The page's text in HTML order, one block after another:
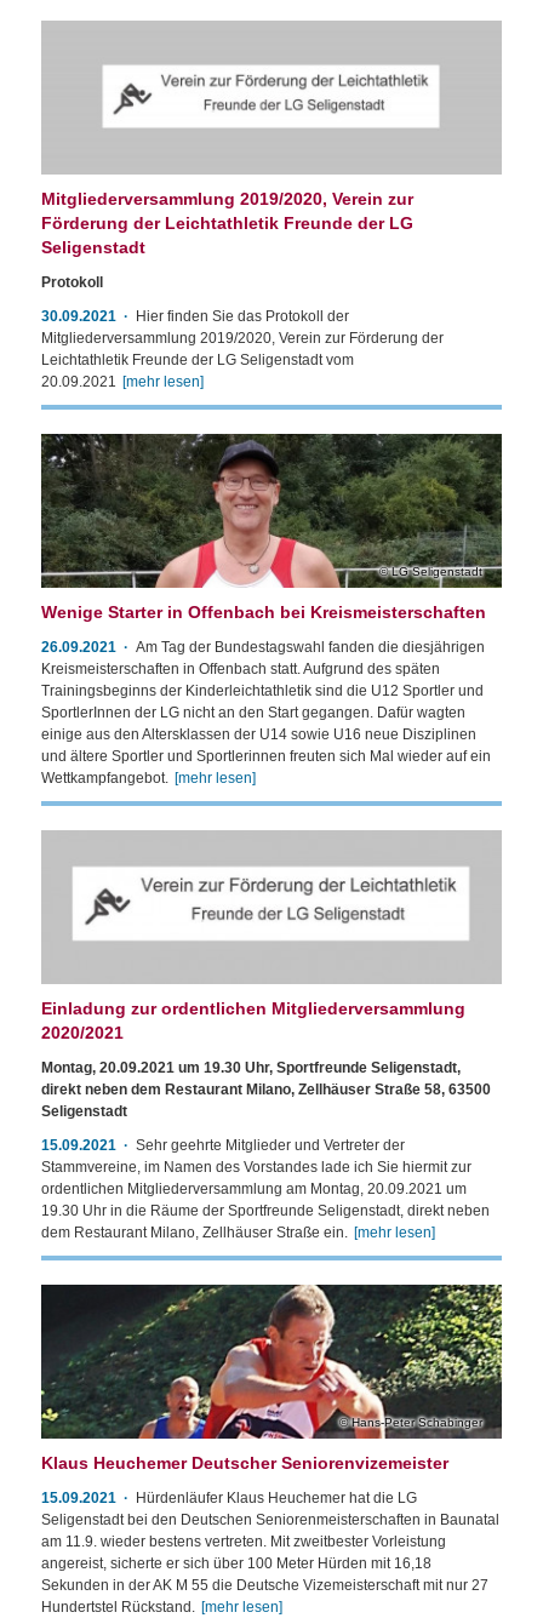
Mitgliederversammlung 2019/2020, Verein zur
Förderung der Leichtathletik Freunde der LG
Seligenstadt
Protokoll
30.09.2021
Hier finden Sie das Protokoll der
Mitgliederversammlung 2019/2020, Verein zur Förderung der
Leichtathletik Freunde der LG Seligenstadt vom
20.09.2021 [mehr lesen]
LG Seligenstadt
Wenige Starter in Offenbach bei Kreismeisterschaften
26.09.2021
Am Tag der Bundestagswahl fanden die diesjährigen
Kreismeisterschaften in Offenbach statt. Aufgrund des späten
Trainingsbeginns der Kinderleichtathletik sind die U12 Sportler und
SportlerInnen der LG nicht an den Start gegangen. Dafür wagten
einige aus den Altersklassen der U14 sowie U16 neue Disziplinen
und ältere Sportler und Sportlerinnen freuten sich Mal wieder auf ein
Wettkampfangebot. [mehr lesen]
Einladung zur ordentlichen Mitgliederversammlung
2020/2021
Montag, 20.09.2021 um 19.30 Uhr, Sportfreunde Seligenstadt,
direkt neben dem Restaurant Milano, Zellhäuser Straße 58, 63500
Seligenstadt
15.09.2021
Sehr geehrte Mitglieder und Vertreter der
Stammvereine, im Namen des Vorstandes lade ich Sie hiermit zur
ordentlichen Mitgliederversammlung am Montag, 20.09.2021 um
19.30 Uhr in die Räume der Sportfreunde Seligenstadt, direkt neben
dem Restaurant Milano, Zellhäuser Straße ein. [mehr lesen]
Hans-Peter Schabinger
Klaus Heuchemer Deutscher Seniorenvizemeister
15.09.2021
Hürdenläufer Klaus Heuchemer hat die LG
Seligenstadt bei den Deutschen Seniorenmeisterschaften in Baunatal
am 11.9. wieder bestens vertreten. Mit zweitbester Vorleistung
angereist, sicherte er sich über 100 Meter Hürden mit 16,18
Sekunden in der AK M 55 die Deutsche Vizemeisterschaft mit nur 27
Hundertstel Rückstand. [mehr lesen]